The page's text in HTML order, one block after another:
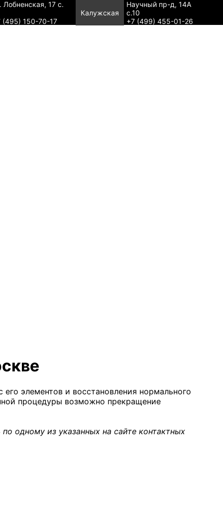
Лобненская, 17 с.
(495) 150-70-17
Калужская
Научный пр-д, 14А
с.10
+7 (499) 455-01-26
элементов и восстановления нормального
процедуры возможно прекращение
одному из указанных на сайте контактных